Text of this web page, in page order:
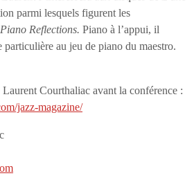
parmi lesquels figurent les
Piano Reflections. Piano à l’appui, il
particulière au jeu de piano du maestro.
Courthaliac avant la conférence :
jazz-magazine/